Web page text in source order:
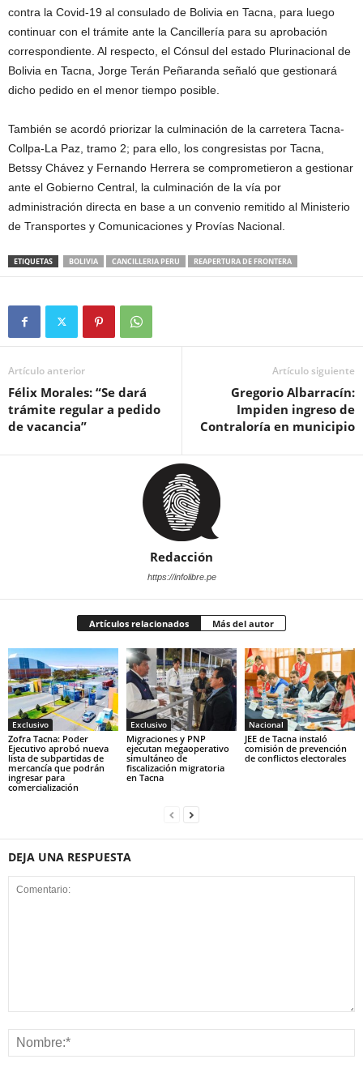
contra la Covid-19 al consulado de Bolivia en Tacna, para luego
continuar con el trámite ante la Cancillería para su aprobación
correspondiente. Al respecto, el Cónsul del estado Plurinacional de
Bolivia en Tacna, Jorge Terán Peñaranda señaló que gestionará
dicho pedido en el menor tiempo posible.
También se acordó priorizar la culminación de la carretera Tacna-
Collpa-La Paz, tramo 2; para ello, los congresistas por Tacna,
Betssy Chávez y Fernando Herrera se comprometieron a gestionar
ante el Gobierno Central, la culminación de la vía por
administración directa en base a un convenio remitido al Ministerio
de Transportes y Comunicaciones y Provías Nacional.
ETIQUETAS BOLIVIA CANCILLERIA PERU REAPERTURA DE FRONTERA
Artículo anterior
Félix Morales: “Se dará
trámite regular a pedido
de vacancia”
Artículo siguiente
Gregorio Albarracín:
Impiden ingreso de
Contraloría en municipio
Redacción
https://infolibre.pe
Artículos relacionados Más del autor
Exclusivo
Zofra Tacna: Poder
Ejecutivo aprobó nueva
lista de subpartidas de
mercancía que podrán
ingresar para
comercialización
Exclusivo
Migraciones y PNP
ejecutan megaoperativo
simultáneo de
fiscalización migratoria
en Tacna
Nacional
JEE de Tacna instaló
comisión de prevención
de conflictos electorales
DEJA UNA RESPUESTA